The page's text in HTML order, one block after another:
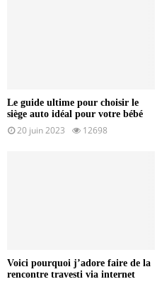
Le guide ultime pour choisir le
siège auto idéal pour votre bébé
20 juin 2023 12698
Voici pourquoi j’adore faire de la
rencontre travesti via internet